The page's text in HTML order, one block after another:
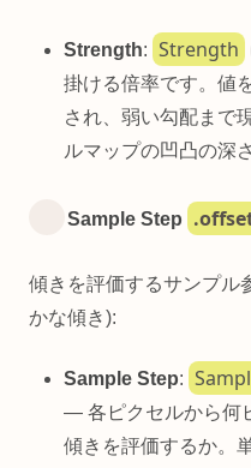
Strength: Strength
掛ける倍率です。値
され、弱い勾配まで
ルマップの凹凸の深
Sample Step
傾きを評価するサンプル
かな傾き):
Sample Step:
— 各ピクセルから何
傾きを評価するか。